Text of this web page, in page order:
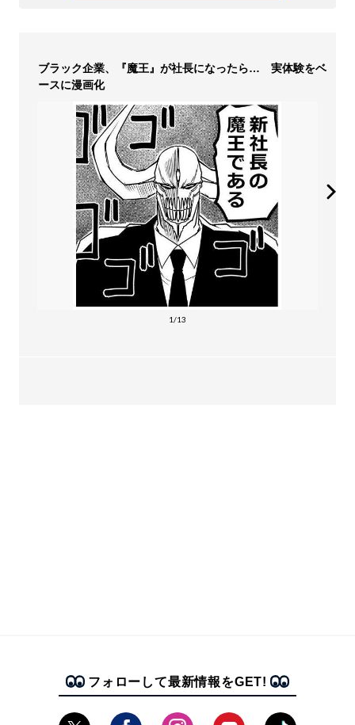
ブラック企業、『魔王』が社長になったら… 実体験をベ
ースに漫画化
1/13
フォローして最新情報をGET!